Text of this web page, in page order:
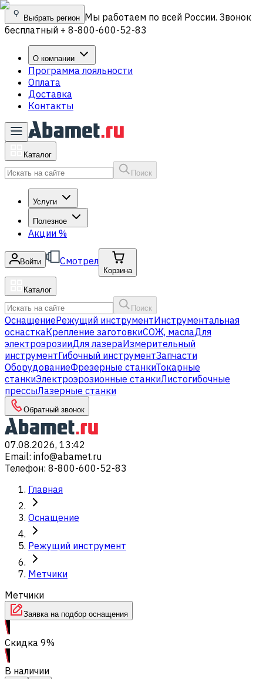
Выбрать регион Мы работаем по всей России. Звонок
бесплатный + 8-800-600-52-83
О компании
Программа лояльности
Оплата
Доставка
Контакты
Каталог
Поиск
Услуги
Полезное
Акции %
Войти Смотрел
Корзина
Каталог
Поиск
ОснащениеРежущий инструментИнструментальная
оснасткаКрепление заготовкиСОЖ, маслаДля
электроэрозииДля лазераИзмерительный
инструментГибочный инструментЗапчасти
ОборудованиеФрезерные станкиТокарные
станкиЭлектроэрозионные станкиЛистогибочные
прессыЛазерные станки
Обратный звонок
07.08.2026, 13:42
Email: info@abamet.ru
Телефон: 8-800-600-52-83
Главная
Оснащение
Режущий инструмент
Метчики
Метчики
Заявка на подбор оснащения
Скидка 9%
В наличии